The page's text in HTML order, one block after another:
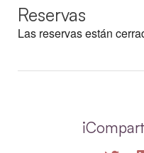
Reservas
Las reservas están